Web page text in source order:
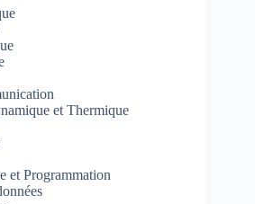
et Thermique
et Programmation